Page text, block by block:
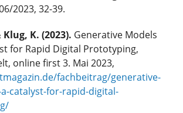
2023, 32-39.
Klug, K. (2023). Generative Models
for Rapid Digital Prototyping,
online first 3. Mai 2023,
fachbeitrag/generative-
catalyst-for-rapid-digital-